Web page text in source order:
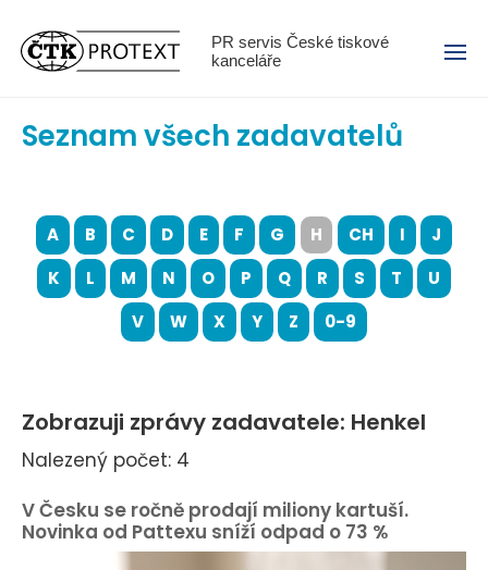
PR servis České tiskové
kanceláře
Menu
Seznam všech zadavatelů
A B C D E F G H CH I
J
K
L M N O P Q R S T
U
V
W X Y Z 0-9
Zobrazuji zprávy zadavatele: Henkel
Nalezený počet: 4
V Česku se ročně prodají miliony kartuší.
Novinka od Pattexu sníží odpad o 73 %